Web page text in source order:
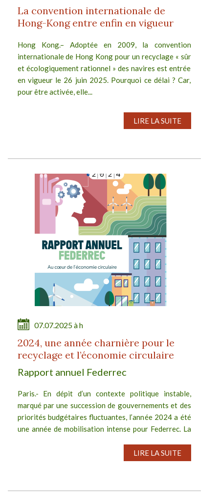
La convention internationale de
Hong-Kong entre enfin en vigueur
Hong Kong.– Adoptée en 2009, la convention
internationale de Hong Kong pour un recyclage « sûr
et écologiquement rationnel » des navires est entrée
en vigueur le 26 juin 2025. Pourquoi ce délai ? Car,
pour être activée, elle...
LIRE LA SUITE
07.07.2025 à h
2024, une année charnière pour le
recyclage et l’économie circulaire
Rapport annuel Federrec
Paris.- En dépit d’un contexte politique instable,
marqué par une succession de gouvernements et des
priorités budgétaires fluctuantes, l’année 2024 a été
une année de mobilisation intense pour Federrec. La
LIRE LA SUITE